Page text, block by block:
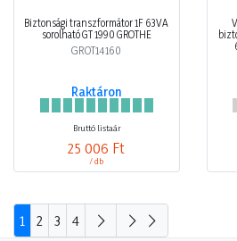
Biztonsági transzformátor 1F 63VA
sorolható GT 1990 GROTHE
GROT14160
Raktáron
Bruttó listaár
25 006 Ft
/ db
1 2 3 4